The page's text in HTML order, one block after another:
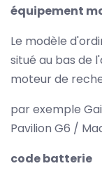
équipement
Le modèle
situé au bas de
moteur de
par exemple
Pavilion G6 /
code batterie